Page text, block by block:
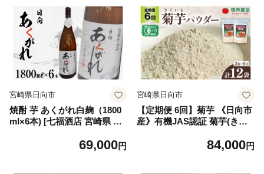
宮崎県日向市
焼酎 芋 あくがれ白麹（1800
ml×6本) [七福酒店 宮崎県 日
69,000円
宮崎県日向市
【定期便 6回】菊芋 《日向市
産》有機JAS認証 菊芋(きく
回 [増田園芸 宮崎県 日向市 Z
84,000円